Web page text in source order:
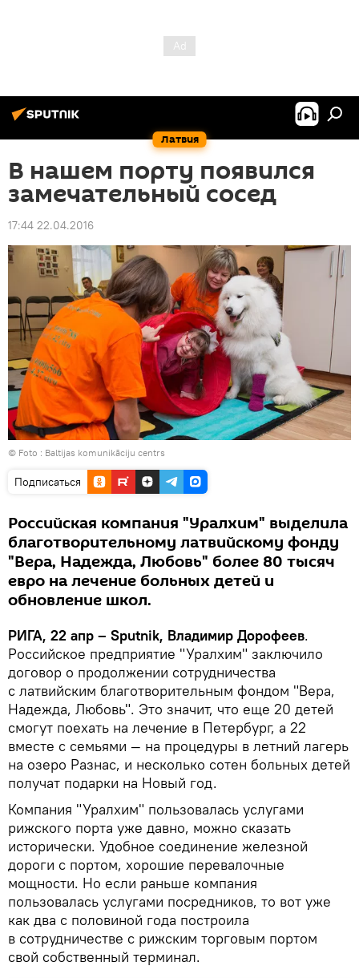
Латвия
В нашем порту появился
замечательный сосед
17:44 22.04.2016
© Foto : Baltijas komunikāciju centrs
Подписаться
Российская компания "Уралхим" выделила
благотворительному латвийскому фонду
"Вера, Надежда, Любовь" более 80 тысяч
евро на лечение больных детей и
обновление школ.
РИГА, 22 апр – Sputnik, Владимир Дорофеев.
Российское предприятие "Уралхим" заключило
договор о продолжении сотрудничества
с латвийским благотворительным фондом "Вера,
Надежда, Любовь". Это значит, что еще 20 детей
смогут поехать на лечение в Петербург, а 22
вместе с семьями — на процедуры в летний лагерь
на озеро Разнас, и несколько сотен больных детей
получат подарки на Новый год.
Компания "Уралхим" пользовалась услугами
рижского порта уже давно, можно сказать
исторически. Удобное соединение железной
дороги с портом, хорошие перевалочные
мощности. Но если раньше компания
пользовалась услугами посредников, то вот уже
как два с половиной года построила
в сотрудничестве с рижским торговым портом
свой собственный терминал.